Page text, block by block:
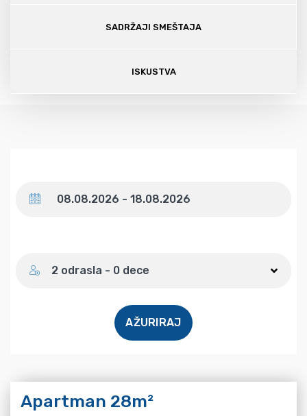
SADRŽAJI SMEŠTAJA
ISKUSTVA
2 odrasla - 0 dece
AŽURIRAJ
Apartman 28m²